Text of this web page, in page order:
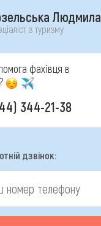
Людмила
з туризму
фахівця в
344-21-38
дзвінок: